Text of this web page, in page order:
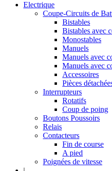
Electrique
Coupe-Circuits de
Bistables
Bistables avec
Monostables
Manuels
Manuels avec
Manuels avec
Accessoires
Pièces
Interrupteurs
Rotatifs
Coup de poing
Boutons Poussoirs
Relais
Contacteurs
Fin de course
A pied
Poignées de vitesse